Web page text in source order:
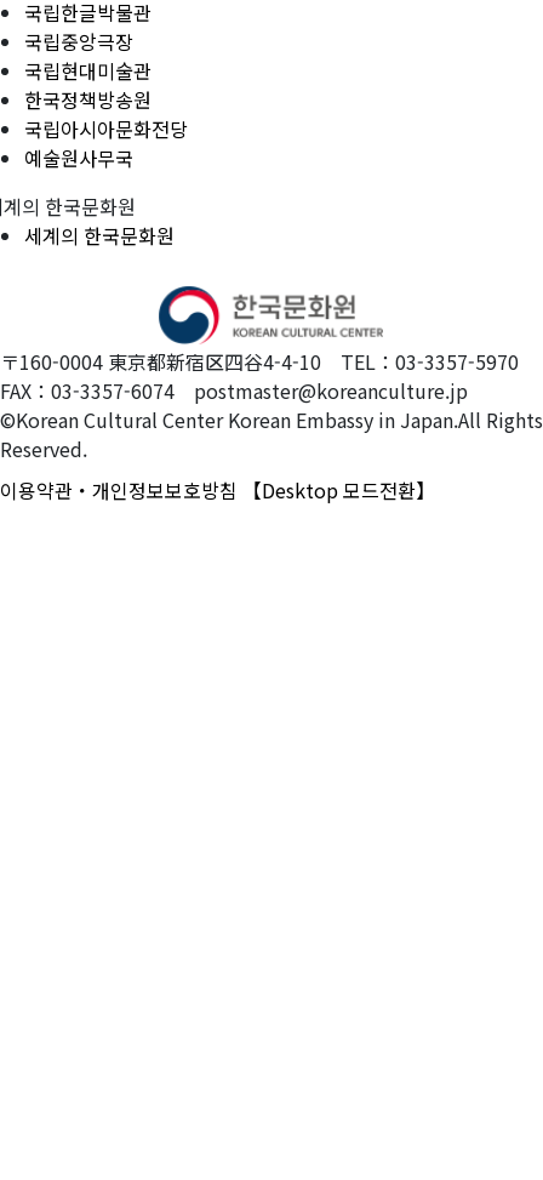
국립한글박물관
국립중앙극장
국립현대미술관
한국정책방송원
국립아시아문화전당
예술원사무국
의 한국문화원
세계의 한국문화원
〒160-0004 東京都新宿区四谷4-4-10 TEL：03-3357-5970
FAX：03-3357-6074 postmaster@koreanculture.jp
©Korean Cultural Center Korean Embassy in Japan.All Rights
Reserved.
이용약관・개인정보보호방침
【Desktop 모드전환】